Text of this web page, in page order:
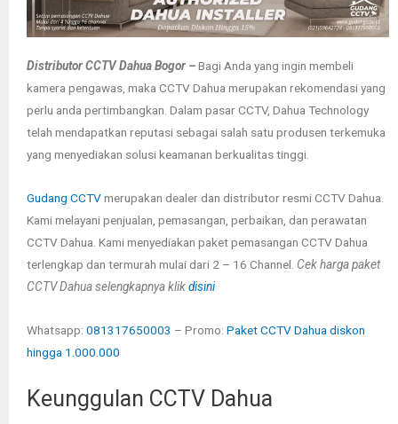
Distributor CCTV Dahua Bogor –Bagi Anda yang ingin membeli
kamera pengawas, maka CCTV Dahua merupakan rekomendasi yang
perlu anda pertimbangkan. Dalam pasar CCTV, Dahua Technology
telah mendapatkan reputasi sebagai salah satu produsen terkemuka
yang menyediakan solusi keamanan berkualitas tinggi.
Gudang CCTVmerupakan dealer dan distributor resmi CCTV Dahua.
Kami melayani penjualan, pemasangan, perbaikan, dan perawatan
CCTV Dahua. Kami menyediakan paket pemasangan CCTV Dahua
terlengkap dan termurah mulai dari 2 – 16 Channel. Cek harga paket
CCTV Dahua selengkapnya klikdisini
Whatsapp: 081317650003 – Promo: Paket CCTV Dahua diskon
hingga 1.000.000
Keunggulan CCTV Dahua